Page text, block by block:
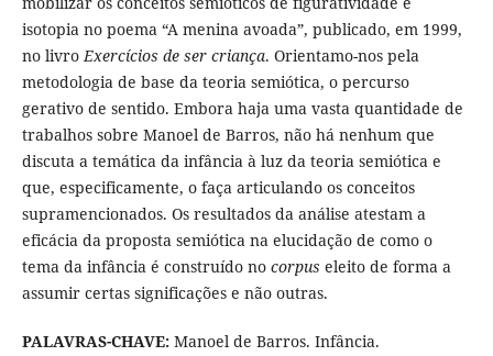
isotopia no poema “A menina avoada”, publicado, em 1999,
no livroExercícios de ser criança. Orientamo-nos pela
metodologia de base da teoria semiótica, o percurso
gerativo de sentido. Embora haja uma vasta quantidade de
trabalhos sobre Manoel de Barros, não há nenhum que
discuta a temática da infância à luz da teoria semiótica e
que, especificamente, o faça articulando os conceitos
supramencionados. Os resultados da análise atestam a
eficácia da proposta semiótica na elucidação de como o
tema da infância é construído no corpus eleito de forma a
assumir certas significações e não outras.
PALAVRAS-CHAVE:Manoel de Barros. Infância.